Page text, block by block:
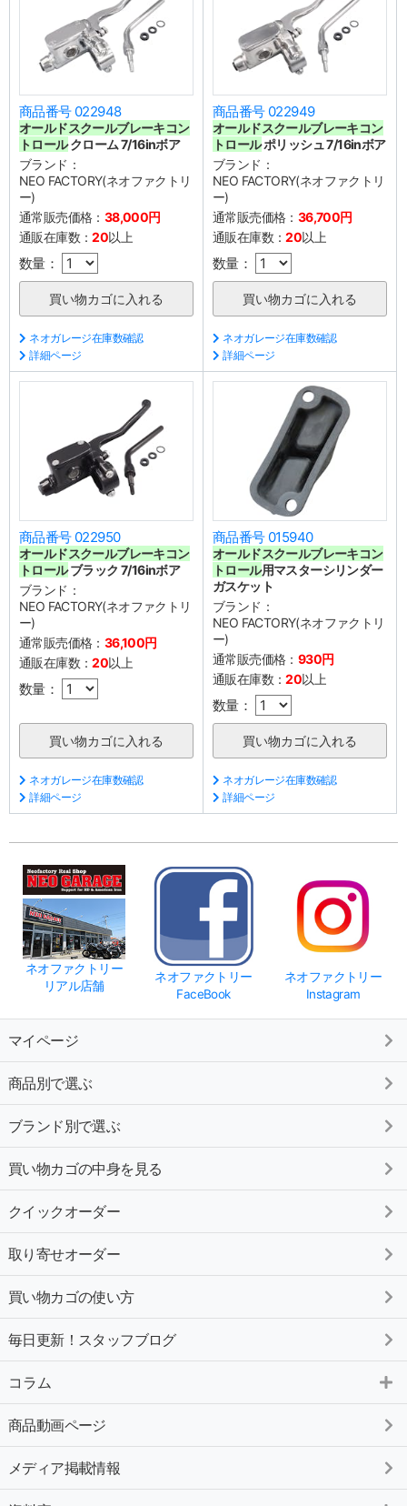
商品番号 022948
オールドスクールブレーキコン
トロールクローム 7/16inボア
ブランド：
NEO FACTORY(ネオファクトリ
ー)
通常販売価格： 38,000円
通販在庫数：20以上
数量：
ネオガレージ在庫数確認
詳細ページ
商品番号 022949
オールドスクールブレーキコン
トロールポリッシュ 7/16inボア
ブランド：
NEO FACTORY(ネオファクトリ
ー)
通常販売価格： 36,700円
通販在庫数：20以上
数量：
ネオガレージ在庫数確認
詳細ページ
商品番号 022950
オールドスクールブレーキコン
トロールブラック 7/16inボア
ブランド：
NEO FACTORY(ネオファクトリ
ー)
通常販売価格： 36,100円
通販在庫数：20以上
数量：
ネオガレージ在庫数確認
詳細ページ
商品番号 015940
オールドスクールブレーキコン
トロール用マスターシリンダー
ガスケット
ブランド：
NEO FACTORY(ネオファクトリ
ー)
通常販売価格： 930円
通販在庫数：20以上
数量：
ネオガレージ在庫数確認
詳細ページ
ネオファクトリー
リアル店舗
ネオファクトリー
FaceBook
ネオファクトリー
Instagram
マイページ
商品別で選ぶ
ブランド別で選ぶ
買い物カゴの中身を見る
クイックオーダー
取り寄せオーダー
買い物カゴの使い方
毎日更新！スタッフブログ
コラム
商品動画ページ
メディア掲載情報